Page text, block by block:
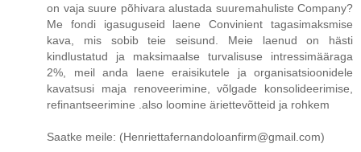
on vaja suure põhivara alustada suuremahuliste Company?
Me fondi igasuguseid laene Convinient tagasimaksmise
kava, mis sobib teie seisund. Meie laenud on hästi
kindlustatud ja maksimaalse turvalisuse intressimääraga
2%, meil anda laene eraisikutele ja organisatsioonidele
kavatsusi maja renoveerimine, võlgade konsolideerimise,
refinantseerimine .also loomine äriettevõtteid ja rohkem
Saatke meile: (Henriettafernandoloanfirm@gmail.com)